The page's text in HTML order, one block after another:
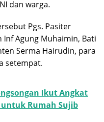
dan warga.
Pgs. Pasiter
Agung Muhaimin, Bati
Serma Hairudin, para
setempat.
Ikut Angkat
Rumah Sujib